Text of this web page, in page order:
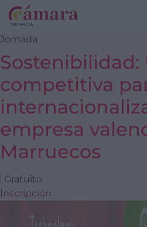
Jornada
Sostenibilidad:
competitiva
empresa
Marruecos
Gratuito
Inscripción